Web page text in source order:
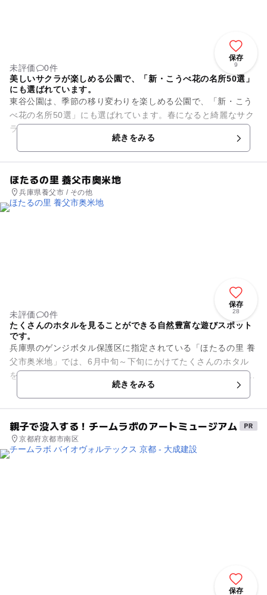
保存
9
未評価
0件
美しいサクラが楽しめる公園で、「新・こうべ花の名所50選」
にも選ばれています。
東谷公園は、季節の移り変わりを楽しめる公園で、「新・こう
べ花の名所50選」にも選ばれています。春になると綺麗なサク
ラが咲き誇るので、たくさんの方が来園されます。7月頃には
ボランティアの方たちによ...続きをみる
ほたるの里 養父市奥米地
兵庫県養父市 / その他
保存
28
未評価
0件
たくさんのホタルを見ることができる自然豊富な遊びスポット
です。
兵庫県のゲンジボタル保護区に指定されている「ほたるの里 養
父市奥米地」では、6月中旬～下旬にかけてたくさんのホタル
を見ることができます。 周辺にはホタルをはじめ、トンボやゲ
続きをみる
親子で没入する！チームラボのアートミュージアム
京都府京都市南区
保存